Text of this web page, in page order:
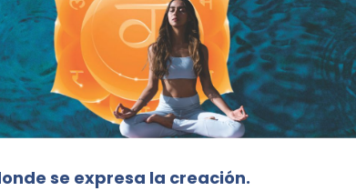
se expresa la creación.